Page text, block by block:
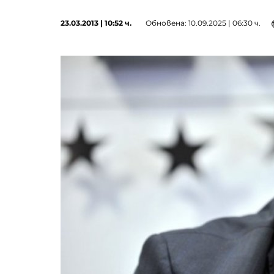
23.03.2013 | 10:52 ч. Обновена: 10.09.2025 | 06:30 ч.